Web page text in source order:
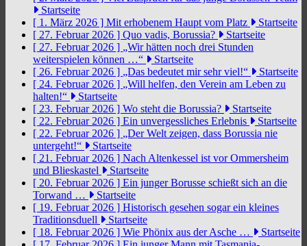
Startseite
[ 1. März 2026 ] Mit erhobenem Haupt vom Platz
Startseite
[ 27. Februar 2026 ] Quo vadis, Borussia?
Startseite
[ 27. Februar 2026 ] „Wir hätten noch drei Stunden
weiterspielen können …“
Startseite
[ 26. Februar 2026 ] „Das bedeutet mir sehr viel!“
Startseite
[ 24. Februar 2026 ] „Will helfen, den Verein am Leben zu
halten!“
Startseite
[ 23. Februar 2026 ] Wo steht die Borussia?
Startseite
[ 22. Februar 2026 ] Ein unvergessliches Erlebnis
Startseite
[ 22. Februar 2026 ] „Der Welt zeigen, dass Borussia nie
untergeht!“
Startseite
[ 21. Februar 2026 ] Nach Altenkessel ist vor Ommersheim
und Blieskastel
Startseite
[ 20. Februar 2026 ] Ein junger Borusse schießt sich an die
Torwand …
Startseite
[ 19. Februar 2026 ] Historisch gesehen sogar ein kleines
Traditionsduell
Startseite
[ 18. Februar 2026 ] Wie Phönix aus der Asche …
Startseite